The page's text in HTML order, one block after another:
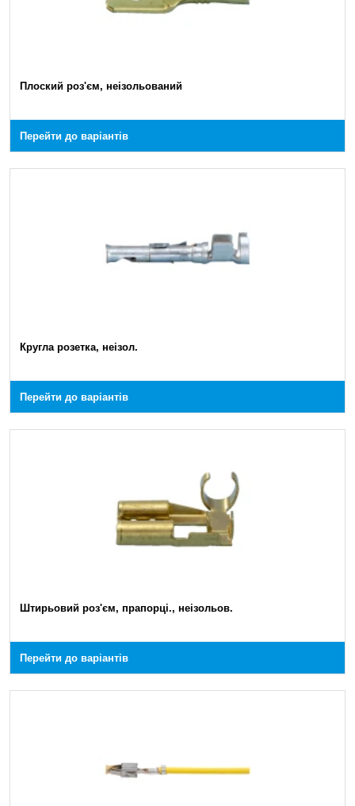
Плоский роз'єм, неізольований
Перейти до варіантів
Кругла розетка, неізол.
Перейти до варіантів
Штирьовий роз'єм, прапорці., неізольов.
Перейти до варіантів